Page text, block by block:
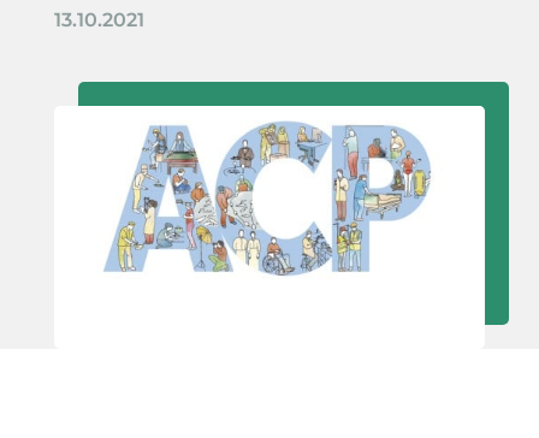
13.10.2021